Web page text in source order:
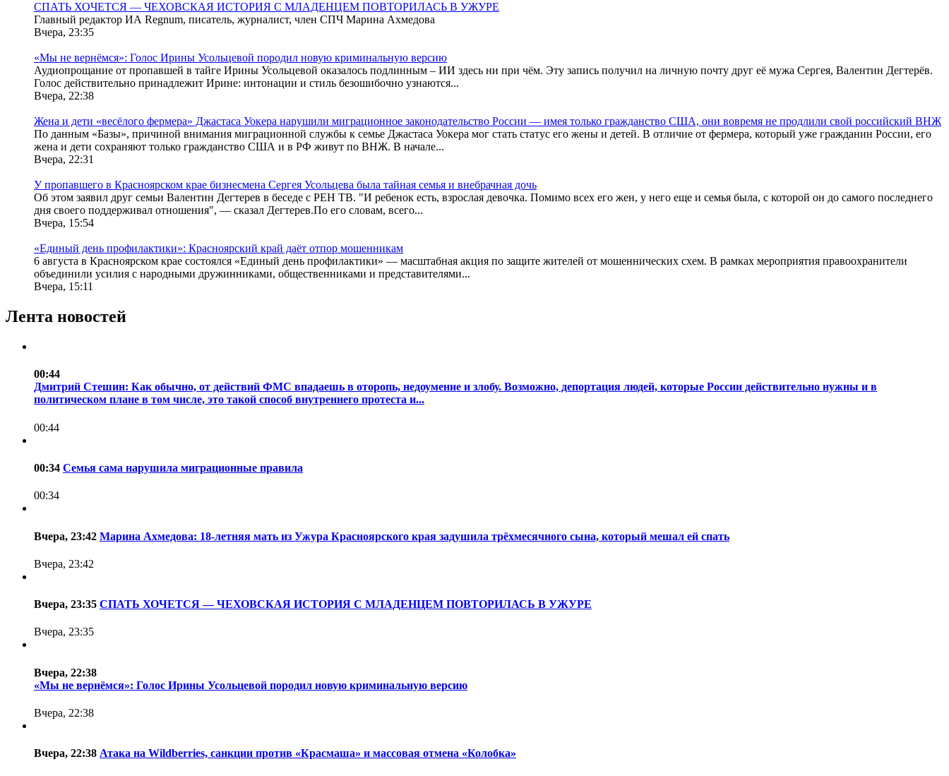
СПАТЬ ХОЧЕТСЯ — ЧЕХОВСКАЯ ИСТОРИЯ С МЛАДЕНЦЕМ ПОВТОРИЛАСЬ В УЖУРЕ
Главный редактор ИА Regnum, писатель, журналист, член СПЧ Марина Ахмедова
Вчера, 23:35
«Мы не вернёмся»: Голос Ирины Усольцевой породил новую криминальную версию
Аудиопрощание от пропавшей в тайге Ирины Усольцевой оказалось подлинным – ИИ здесь ни при чём. Эту запись получил на личную почту друг её мужа Сергея, Валентин Дегтерёв.
Голос действительно принадлежит Ирине: интонации и стиль безошибочно узнаются...
Вчера, 22:38
Жена и дети «весёлого фермера» Джастаса Уокера нарушили миграционное законодательство России — имея только гражданство США, они вовремя не продлили свой российский ВНЖ
По данным «Базы», причиной внимания миграционной службы к семье Джастаса Уокера мог стать статус его жены и детей. В отличие от фермера, который уже гражданин России, его
жена и дети сохраняют только гражданство США и в РФ живут по ВНЖ. В начале...
Вчера, 22:31
У пропавшего в Красноярском крае бизнесмена Сергея Усольцева была тайная семья и внебрачная дочь
Об этом заявил друг семьи Валентин Дегтерев в беседе с РЕН ТВ. "И ребенок есть, взрослая девочка. Помимо всех его жен, у него еще и семья была, с которой он до самого последнего
дня своего поддерживал отношения", — сказал Дегтерев.По его словам, всего...
Вчера, 15:54
«Единый день профилактики»: Красноярский край даёт отпор мошенникам
6 августа в Красноярском крае состоялся «Единый день профилактики» — масштабная акция по защите жителей от мошеннических схем. В рамках мероприятия правоохранители
объединили усилия с народными дружинниками, общественниками и представителями...
Вчера, 15:11
Лента новостей
00:44
Дмитрий Стешин: Как обычно, от действий ФМС впадаешь в оторопь, недоумение и злобу. Возможно, депортация людей, которые России действительно нужны и в
политическом плане в том числе, это такой способ внутреннего протеста и...
00:44
00:34 Семья сама нарушила миграционные правила
00:34
Вчера, 23:42 Марина Ахмедова: 18-летняя мать из Ужура Красноярского края задушила трёхмесячного сына, который мешал ей спать
Вчера, 23:42
Вчера, 23:35 СПАТЬ ХОЧЕТСЯ — ЧЕХОВСКАЯ ИСТОРИЯ С МЛАДЕНЦЕМ ПОВТОРИЛАСЬ В УЖУРЕ
Вчера, 23:35
Вчера, 22:38
«Мы не вернёмся»: Голос Ирины Усольцевой породил новую криминальную версию
Вчера, 22:38
Вчера, 22:38 Атака на Wildberries, санкции против «Красмаша» и массовая отмена «Колобка»